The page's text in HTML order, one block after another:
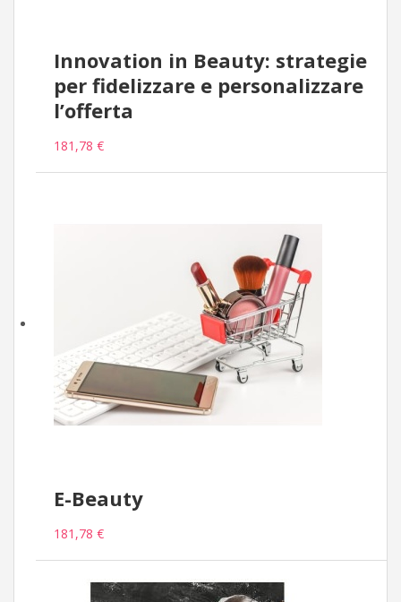
Innovation in Beauty: strategie
per fidelizzare e personalizzare
l’offerta
181,78 €
E-Beauty
181,78 €